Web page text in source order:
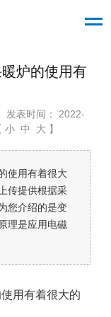
炉的使用有
发表时间： 2022-
小 中 大 】
使用有着很大
传提供根据采
您介绍的是变
理是应用电磁
用有着很大的